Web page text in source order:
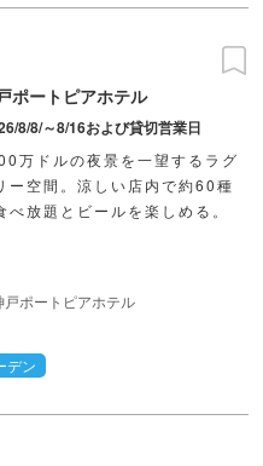
ポートピアホテル
8/8/～8/16および貸切営業日
万ドルの夜景を一望するラグ
ー空間。涼しい店内で約60種
べ放題とビールを楽しめる。
戸ポートピアホテル
デン